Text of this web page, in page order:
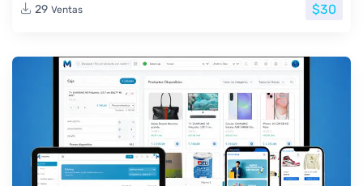
29 Ventas $30